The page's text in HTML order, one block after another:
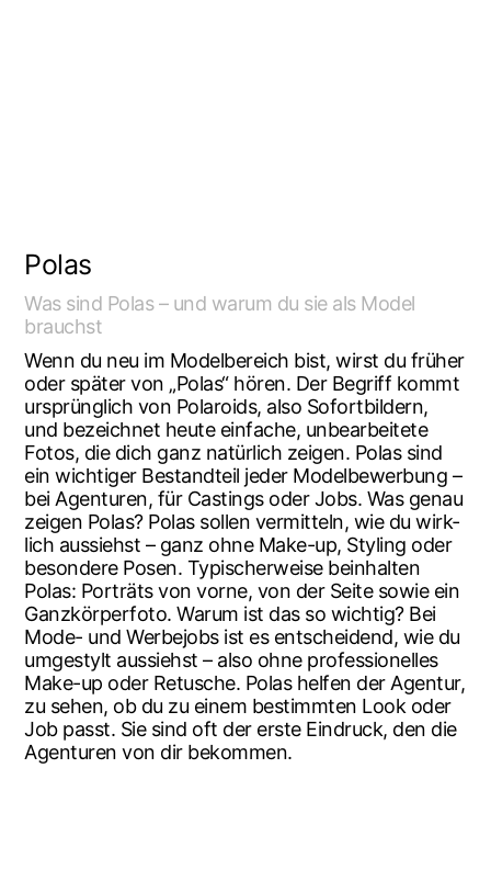
Polas
Was sind Polas – und war­um du sie als Model
brauchst
Wenn du neu im Model­be­reich bist, wirst du frü­her
oder spä­ter von „Polas“ hören. Der Begriff kommt
ursprüng­lich von Pola­roids, also Sofort­bil­dern,
und bezeich­net heu­te ein­fa­che, unbe­ar­bei­te­te
Fotos, die dich ganz natür­lich zei­gen. Polas sind
ein wich­ti­ger Bestand­teil jeder Model­be­wer­bung –
bei Agen­tu­ren, für Cas­tings oder Jobs. Was genau
zei­gen Polas? Polas sol­len ver­mit­teln, wie du wirk­
lich aus­siehst – ganz ohne Make-up, Sty­ling oder
beson­de­re Posen. Typi­scher­wei­se beinhal­ten
Polas: Por­träts von vor­ne, von der Sei­te sowie ein
Ganz­kör­per­fo­to. War­um ist das so wich­tig? Bei
Mode- und Wer­be­jobs ist es ent­schei­dend, wie du
umge­stylt aus­siehst – also ohne pro­fes­sio­nel­les
Make-up oder Retu­sche. Polas hel­fen der Agen­tur,
zu sehen, ob du zu einem bestimm­ten Look oder
Job passt. Sie sind oft der ers­te Ein­druck, den die
Agen­tu­ren von dir bekommen.